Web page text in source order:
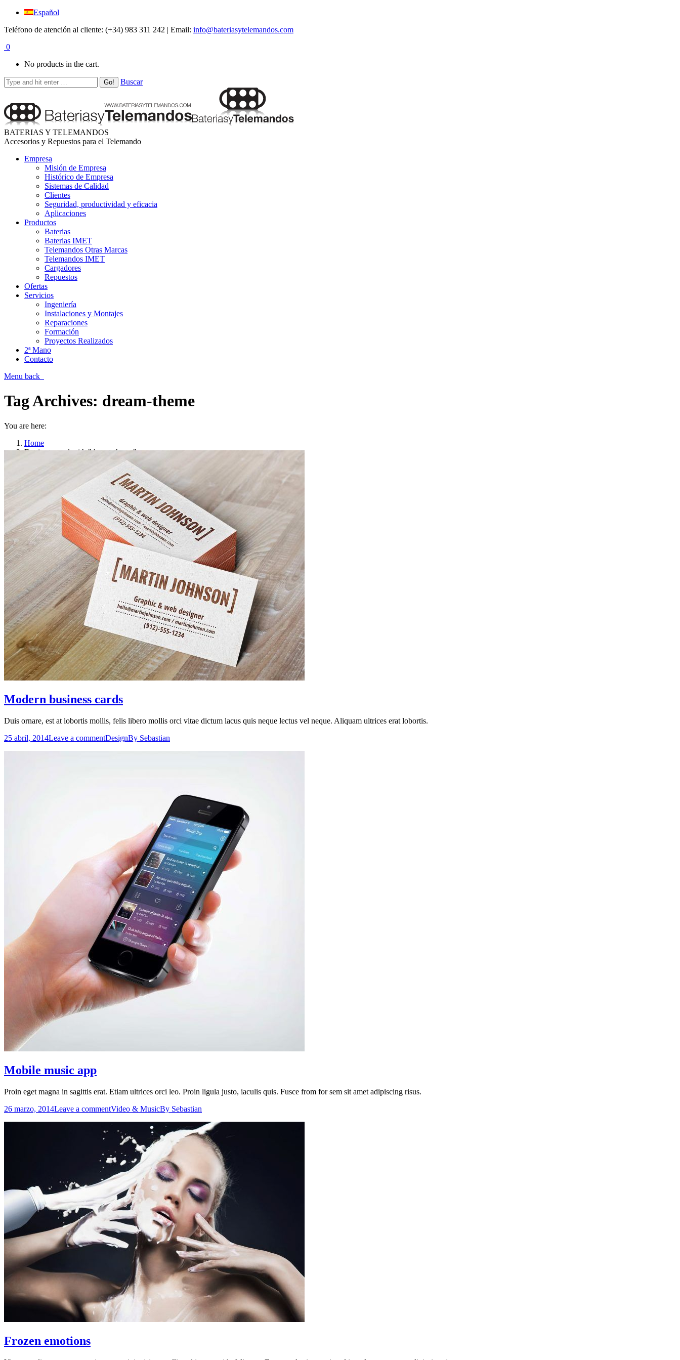
Español
Teléfono de atención al cliente: (+34) 983 311 242 | Email: info@bateriasytelemandos.com
0
No products in the cart.
Buscar
BATERIAS Y TELEMANDOS
Accesorios y Repuestos para el Telemando
Empresa
Misión de Empresa
Histórico de Empresa
Sistemas de Calidad
Clientes
Seguridad, productividad y eficacia
Aplicaciones
Productos
Baterias
Baterias IMET
Telemandos Otras Marcas
Telemandos IMET
Cargadores
Repuestos
Ofertas
Servicios
Ingeniería
Instalaciones y Montajes
Reparaciones
Formación
Proyectos Realizados
2ª Mano
Contacto
Menu back
Tag Archives: dream-theme
You are here:
Home
Entries tagged with "dream-theme"
Modern business cards
Duis ornare, est at lobortis mollis, felis libero mollis orci vitae dictum lacus quis neque lectus vel neque. Aliquam ultrices erat lobortis.
25 abril, 2014Leave a commentDesignBy Sebastian
Mobile music app
Proin eget magna in sagittis erat. Etiam ultrices orci leo. Proin ligula justo, iaculis quis. Fusce from for sem sit amet adipiscing risus.
26 marzo, 2014Leave a commentVideo & MusicBy Sebastian
Frozen emotions